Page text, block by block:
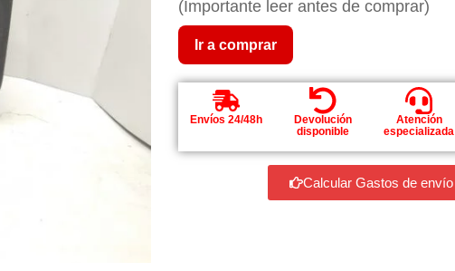
(Importante leer antes de comprar)
Ir a comprar
Envíos 24/48h
Devolución
disponible
Atención
especializada
Calcular Gastos de envío